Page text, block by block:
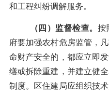
和工程纠纷调解服务。
（四）监督检查。 按
府要加强农村危房监管，
命财产安全的，都应立即
缮或拆除重建，并建立健
制度。区住建局应组织技